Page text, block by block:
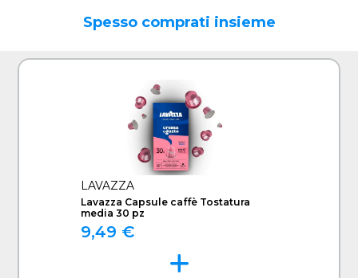
Spesso comprati insieme
LAVAZZA
Lavazza Capsule caffè Tostatura
media 30 pz
9,49 €